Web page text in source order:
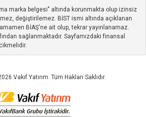
marka belgesi" altında korunmakta olup izinsiz
değiştirilemez. BİST ismi altında açıklanan
BİAŞ'ne ait olup, tekrar yayınlanamaz.
sağlanmaktadır. Sayfamızdaki finansal
Vakıf Yatırım. Tüm Hakları Saklıdır.